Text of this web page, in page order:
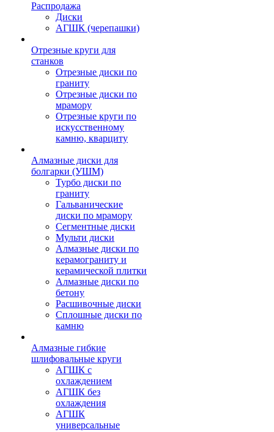
Распродажа
Диски
АГШК (черепашки)
Отрезные круги для
станков
Отрезные диски по
граниту
Отрезные диски по
мрамору
Отрезные круги по
искусственному
камню, кварциту
Алмазные диски для
болгарки (УШМ)
Турбо диски по
граниту
Гальванические
диски по мрамору
Сегментные диски
Мульти диски
Алмазные диски по
керамограниту и
керамической плитки
Алмазные диски по
бетону
Расшивочные диски
Сплошные диски по
камню
Алмазные гибкие
шлифовальные круги
АГШК с
охлаждением
АГШК без
охлаждения
АГШК
универсальные